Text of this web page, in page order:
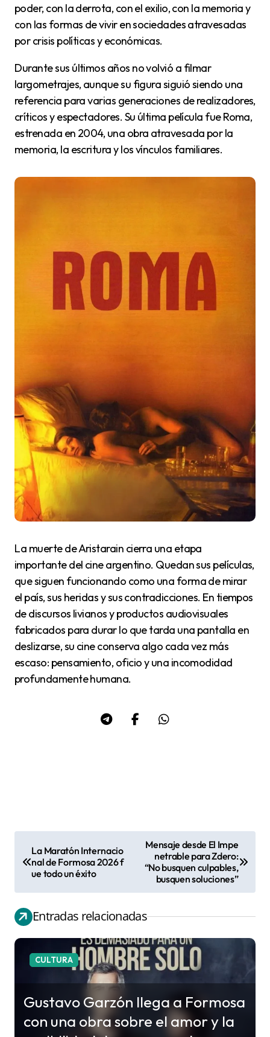
poder, con la derrota, con el exilio, con la memoria y
con las formas de vivir en sociedades atravesadas
por crisis políticas y económicas.
Durante sus últimos años no volvió a filmar
largometrajes, aunque su figura siguió siendo una
referencia para varias generaciones de realizadores,
críticos y espectadores. Su última película fue Roma,
estrenada en 2004, una obra atravesada por la
memoria, la escritura y los vínculos familiares.
La muerte de Aristarain cierra una etapa
importante del cine argentino. Quedan sus películas,
que siguen funcionando como una forma de mirar
el país, sus heridas y sus contradicciones. En tiempos
de discursos livianos y productos audiovisuales
fabricados para durar lo que tarda una pantalla en
deslizarse, su cine conserva algo cada vez más
escaso: pensamiento, oficio y una incomodidad
profundamente humana.
v
e
g
a
La Maratón Internacio
nal de Formosa 2026 f
ue todo un éxito
Mensaje desde El Impe
netrable para Zdero:
“No busquen culpables,
busquen soluciones”
Entradas relacionadas
CULTURA
Gustavo Garzón llega a Formosa
con una obra sobre el amor y la